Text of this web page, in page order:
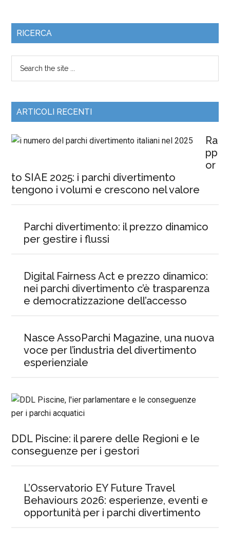
RICERCA
ARTICOLI RECENTI
Ra
pp
or
to SIAE 2025: i parchi divertimento
tengono i volumi e crescono nel valore
Parchi divertimento: il prezzo dinamico
per gestire i flussi
Digital Fairness Act e prezzo dinamico:
nei parchi divertimento c’è trasparenza
e democratizzazione dell’accesso
Nasce AssoParchi Magazine, una nuova
voce per l’industria del divertimento
esperienziale
DDL Piscine: il parere delle Regioni e le
conseguenze per i gestori
L’Osservatorio EY Future Travel
Behaviours 2026: esperienze, eventi e
opportunità per i parchi divertimento